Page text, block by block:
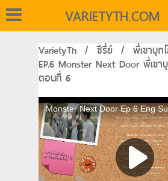
VARIETYTH.COM
VarietyTh / ซีรี่ย์ / พี่เขาบุก
EP.6 Monster Next Door พี่เขา
ตอนที่ 6